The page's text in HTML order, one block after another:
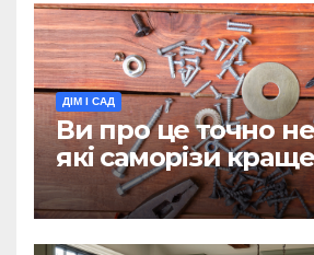
ДІМ І САД
Ви про це точно
які саморізи краще,
чи чорні?